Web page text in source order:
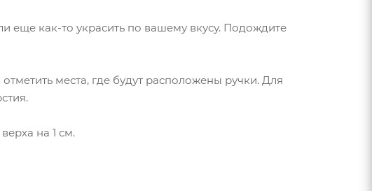
как-то украсить по вашему вкусу. Подождите
места, где будут расположены ручки. Для
на 1 см.